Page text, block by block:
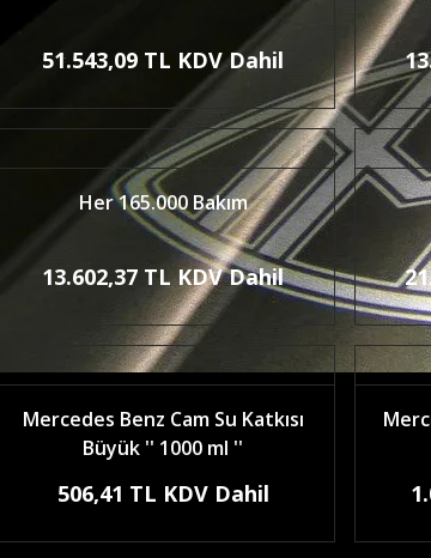
51.543,09 TL KDV Dahil
Her 165.000 Bakım
13.602,37 TL KDV Dahil
Mercedes Benz Cam Su Katkısı
Büyük '' 1000 ml ''
506,41 TL KDV Dahil